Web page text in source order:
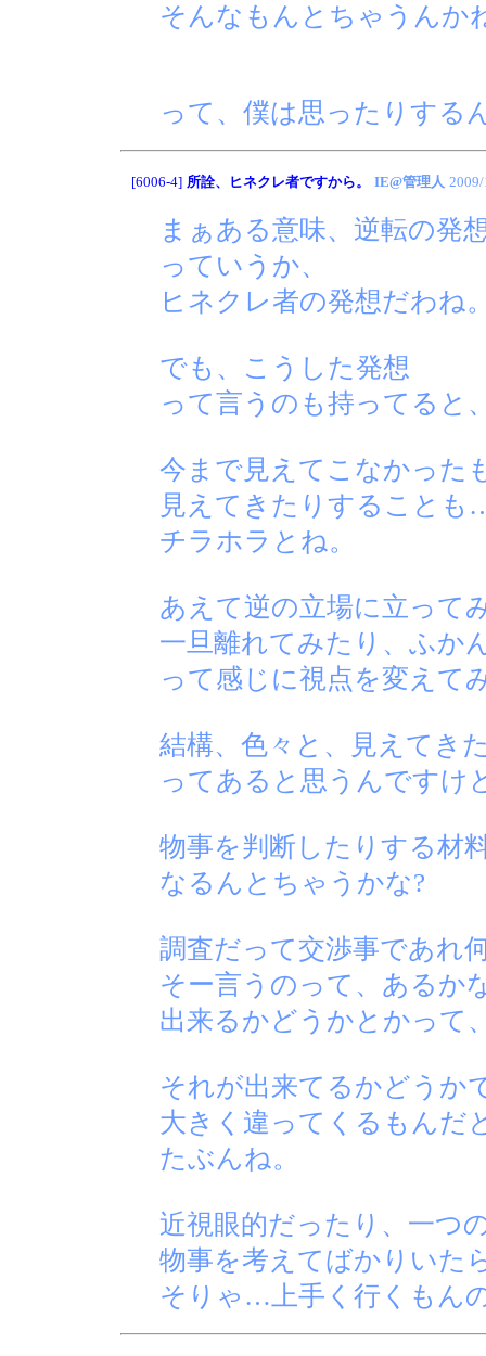
そんなもんとちゃうんか
って、僕は思ったりする
[6006-4] 所詮、ヒネクレ者ですから。 IE@管理人
まぁある意味、逆転の発
っていうか、
ヒネクレ者の発想だわね
でも、こうした発想
って言うのも持ってると
今まで見えてこなかった
見えてきたりすることも
チラホラとね。
あえて逆の立場に立って
一旦離れてみたり、ふか
って感じに視点を変えて
結構、色々と、見えてき
ってあると思うんですけ
物事を判断したりする材
なるんとちゃうかな?
調査だって交渉事であれ
そー言うのって、あるか
出来るかどうかとかって
それが出来てるかどうか
大きく違ってくるもんだ
たぶんね。
近視眼的だったり、一つ
物事を考えてばかりいた
そりゃ…上手く行くもん